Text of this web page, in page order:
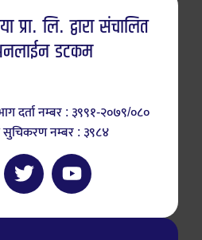
प्रा. लि. द्वारा संचालित
डटकम
दर्ता नम्बर : ३९९१-२०७९/०८०
सुचिकरण नम्बर : ३९८४